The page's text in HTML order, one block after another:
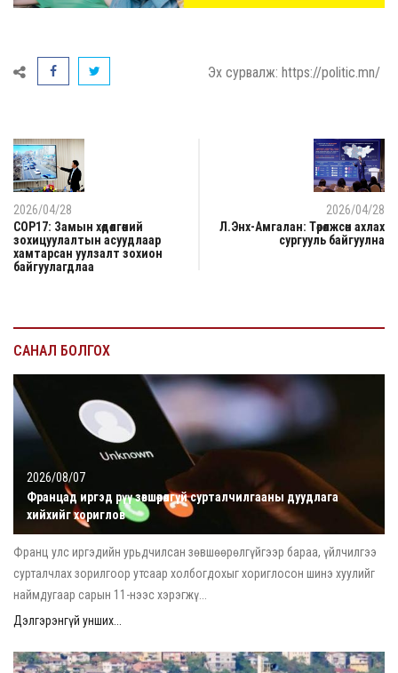
Эх сурвалж: https://politic.mn/
2026/04/28
COP17: Замын хөдөлгөөний
зохицуулалтын асуудлаар
хамтарсан уулзалт зохион
байгуулагдлаа
2026/04/28
Л.Энх-Амгалан: Төрөлжсөн ахлах
сургууль байгуулна
САНАЛ БОЛГОХ
2026/08/07
Францад иргэд рүү зөвшөөрөлгүй сурталчилгааны дуудлага
хийхийг хориглов
Франц улс иргэдийн урьдчилсан зөвшөөрөлгүйгээр бараа, үйлчилгээ
сурталчлах зорилгоор утсаар холбогдохыг хориглосон шинэ хуулийг
наймдугаар сарын 11-нээс хэрэгжү...
Дэлгэрэнгүй унших...